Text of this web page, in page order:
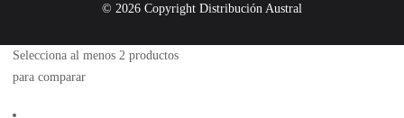
© 2026 Copyright Distribución Austral
Selecciona al menos 2 productos
para comparar